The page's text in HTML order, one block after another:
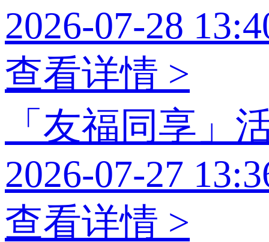
2026-07-28
查看详情 >
「友福同享」
2026-07-27
查看详情 >